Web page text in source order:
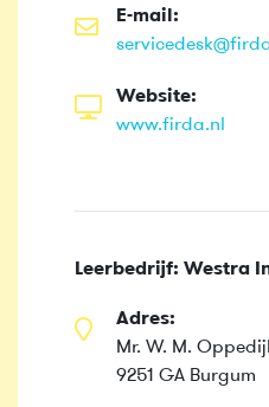
E-mail:
Website:
www.firda.nl
Leerbedrijf: Westra
Adres:
Mr. W. M.
9251 GA Burgum